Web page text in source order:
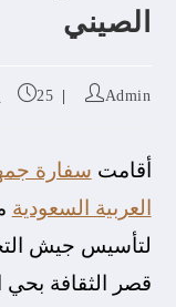
الصيني
Admin 25 يوليو، 2024
أقامت سفارة
العربية السعودية
لتأسيس جيش
قصر الثقافة